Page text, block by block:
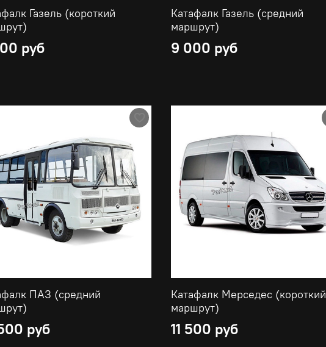
Газель (короткий
руб
Катафалк Газель (средний
маршрут)
9 000 руб
ПАЗ (средний
руб
Катафалк Мерседес (короткий
маршрут)
11 500 руб